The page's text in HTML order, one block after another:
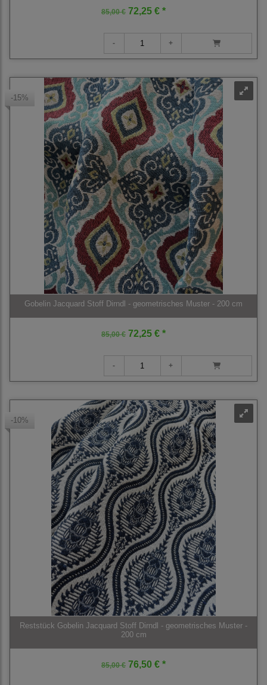
85,00 € 72,25 € *
-15%
Gobelin Jacquard Stoff Dirndl - geometrisches Muster - 200 cm
85,00 € 72,25 € *
-10%
Reststück Gobelin Jacquard Stoff Dirndl - geometrisches Muster -
200 cm
85,00 € 76,50 € *